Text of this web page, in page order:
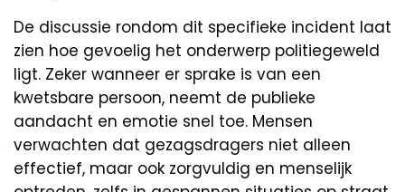
De discussie rondom dit specifieke incident laat
zien hoe gevoelig het onderwerp politiegeweld
ligt. Zeker wanneer er sprake is van een
kwetsbare persoon, neemt de publieke
aandacht en emotie snel toe. Mensen
verwachten dat gezagsdragers niet alleen
effectief, maar ook zorgvuldig en menselijk